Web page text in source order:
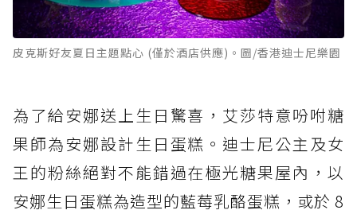
皮克斯好友夏日主題點心 (僅於酒店供應)。圖/香港迪士尼樂園
為了給安娜送上生日驚喜，艾莎特意吩咐糖
果師為安娜設計生日蛋糕。迪士尼公主及女
王的粉絲絕對不能錯過在極光糖果屋內，以
安娜生日蛋糕為造型的藍莓乳酪蛋糕，或於 8